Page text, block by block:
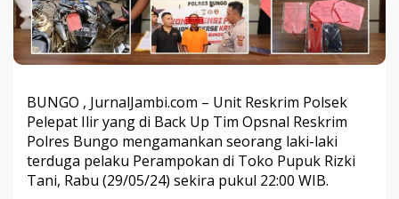
d
i
a
k
u
p
S
a
t
r
BUNGO , JurnalJambi.com – Unit Reskrim Polsek
Pelepat Ilir yang di Back Up Tim Opsnal Reskrim
Polres Bungo mengamankan seorang laki-laki
terduga pelaku Perampokan di Toko Pupuk Rizki
Tani, Rabu (29/05/24) sekira pukul 22:00 WIB.